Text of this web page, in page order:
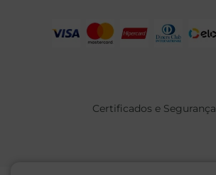
Certificados e Segurança